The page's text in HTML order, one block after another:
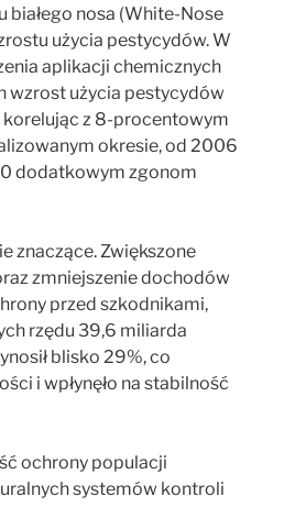
białego nosa (White-Nose
użycia pestycydów. W
aplikacji chemicznych
wzrost użycia pestycydów
korelując z 8-procentowym
okresie, od 2006
dodatkowym zgonom
znaczące. Zwiększone
zmniejszenie dochodów
przed szkodnikami,
rzędu 39,6 miliarda
blisko 29%, co
i wpłynęło na stabilność
ochrony populacji
systemów kontroli